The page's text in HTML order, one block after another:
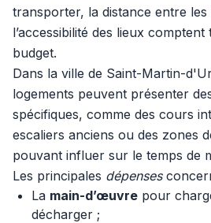
transporter, la distance entre
l’accessibilité des lieux
budget.
Dans la ville de Saint-Martin-
logements peuvent présenter
spécifiques, comme des cours
escaliers anciens ou des zones
pouvant influer sur le temps de
Les principales dépenses
La main-d’œuvre pour
décharger ;